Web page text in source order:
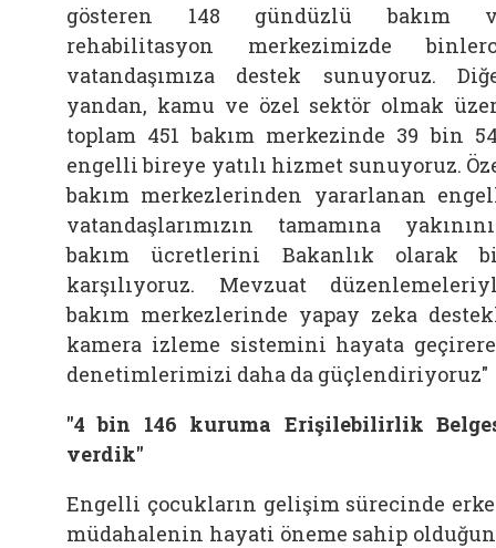
gösteren 148 gündüzlü bakım
rehabilitasyon merkezimizde
vatandaşımıza destek sunuyoruz.
yandan, kamu ve özel sektör olmak
toplam 451 bakım merkezinde 39 bin
engelli bireye yatılı hizmet sunuyoruz.
bakım merkezlerinden yararlanan
vatandaşlarımızın tamamına
bakım ücretlerini Bakanlık olarak
karşılıyoruz. Mevzuat
bakım merkezlerinde yapay zeka
kamera izleme sistemini hayata
denetimlerimizi daha da güçlendiriyoruz"
"4 bin 146 kuruma Erişilebilirlik
verdik"
Engelli çocukların gelişim sürecinde
müdahalenin hayati öneme sahip